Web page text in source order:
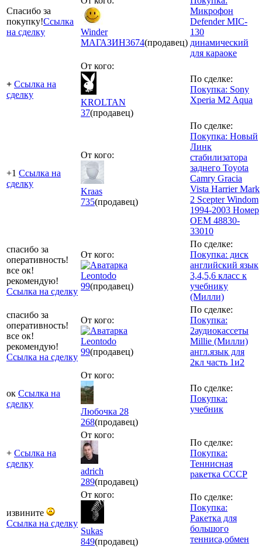
Спасибо за
покупку!Ссылка
на сделку
Winder
МАГАЗИН3674(продавец)
Микрофон
Defender MIC-
130
динамический
для караоке
+ Ссылка на
сделку
От кого:
KROLTAN
37(продавец)
По сделке:
Покупка: Sony
Xperia M2 Aqua
+1 Ссылка на
сделку
От кого:
Kraas
735(продавец)
По сделке:
Покупка: Новый
Линк
стабилизатора
заднего Toyota
Camry Gracia
Vista Harrier Mark
2 Scepter Windom
1994-2003 Номер
ОЕМ 48830-
33010
спасибо за
оперативность!
все ок!
рекомендую!
Ссылка на сделку
От кого:
Leontodo
99(продавец)
По сделке:
Покупка: диск
английский язык
3,4,5,6 класс к
учебнику
(Милли)
спасибо за
оперативность!
все ок!
рекомендую!
Ссылка на сделку
От кого:
Leontodo
99(продавец)
По сделке:
Покупка:
2аудиокассеты
Millie (Милли)
англ.язык для
2кл часть 1и2
ок Ссылка на
сделку
От кого:
Любочка 28
268(продавец)
По сделке:
Покупка:
учебник
+ Ссылка на
сделку
От кого:
adrich
289(продавец)
По сделке:
Покупка:
Теннисная
ракетка СССР
извините
Ссылка на сделку
От кого:
Sukas
849(продавец)
По сделке:
Покупка:
Ракетка для
большого
тенниса,обмен